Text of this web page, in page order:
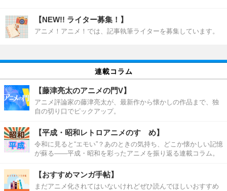
【NEW!! ライター募集！】
アニメ！アニメ！では、記事執筆ライターを募集しています。
連載コラム
【藤津亮太のアニメの門V】
アニメ評論家の藤津亮太が、最新作から懐かしの作品まで、独
自の切り口でピックアップ。
【平成・昭和レトロアニメのすゝめ】
令和に見ると“エモい”？あのときの気持ち、どこか懐かしい記憶
が蘇る――平成・昭和を彩ったアニメを振り返る連載コラム。
【おすすめマンガ手帖】
まだアニメ化されてはいないけれどぜひ読んでほしいおすすめ